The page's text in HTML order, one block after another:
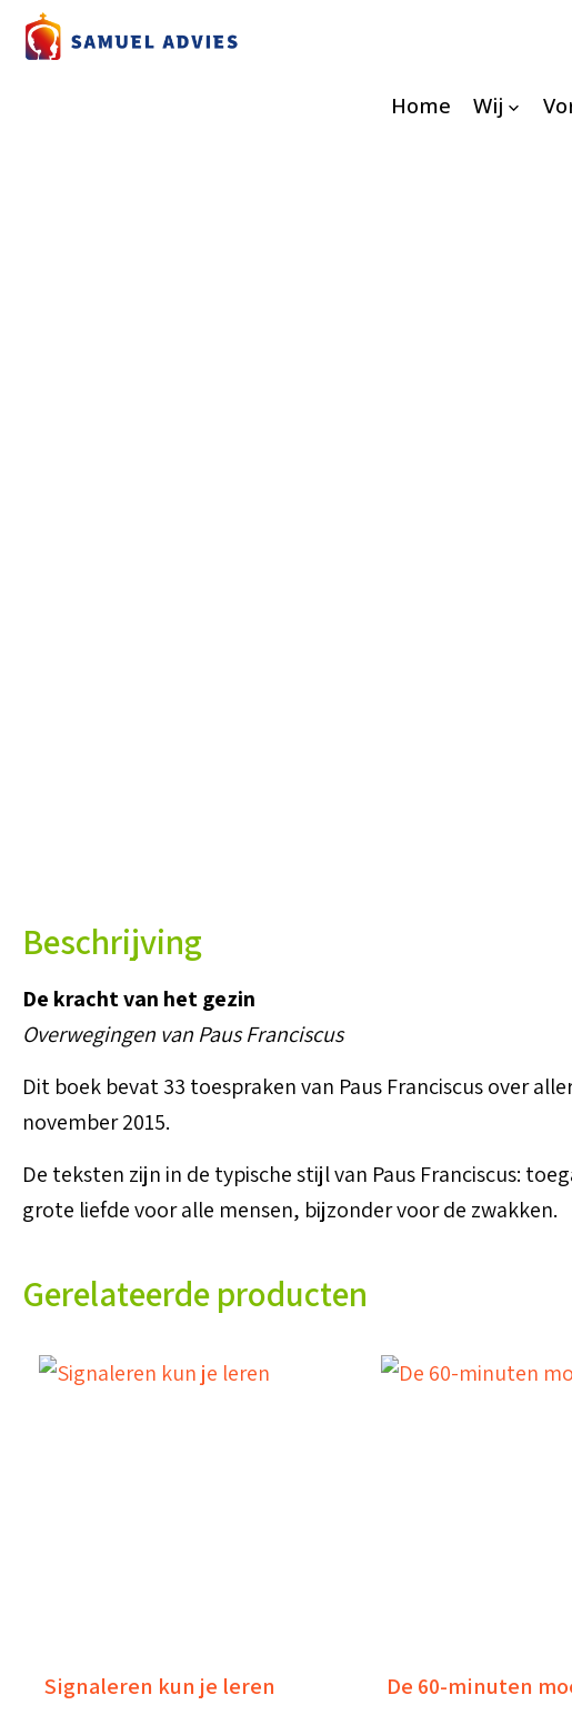
Home Wij
Beschrijving
De kracht van het gezin
Overwegingen van Paus Franciscus
Dit boek bevat 33 toespraken van Paus Franciscus over
november 2015.
De teksten zijn in de typische stijl van Paus Franciscus:
grote liefde voor alle mensen, bijzonder voor de zwakken.
Gerelateerde producten
Signaleren kun je leren De 60-minuten